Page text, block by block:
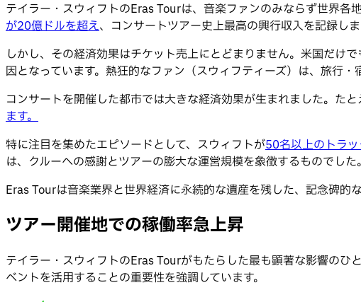
テイラー・スウィフトのEras Tourは、音楽ファンのみならず世界各
が20億ドルを超え、コンサートツアー史上最高の興行収入を記録しま
しかし、その経済効果はチケット売上にとどまりません。米国だけで
因となっています。熱狂的なファン（スウィフティーズ）は、旅行・
コンサートを開催した都市では大きな経済効果が生まれました。た
ます。
特に注目を集めたエピソードとして、スウィフトが50名以上のトラ
は、クルーへの感謝とツアーの膨大な運営規模を象徴するものでした。
Eras Tourは音楽業界と世界経済に永続的な遺産を残した、記念碑的
ツアー開催地での稼働率急上昇
テイラー・スウィフトのEras Tourがもたらした最も顕著な影響のひ
ベントを活用することの重要性を強調しています。